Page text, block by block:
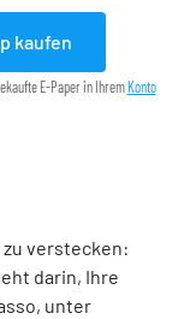
kaufen
E-Paper in Ihrem Konto
zu verstecken:
darin, Ihre
unter